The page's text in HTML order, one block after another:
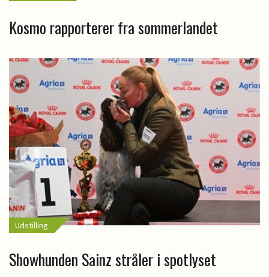
Kosmo rapporterer fra sommerlandet
Udstilling
Showhunden Sainz stråler i spotlyset